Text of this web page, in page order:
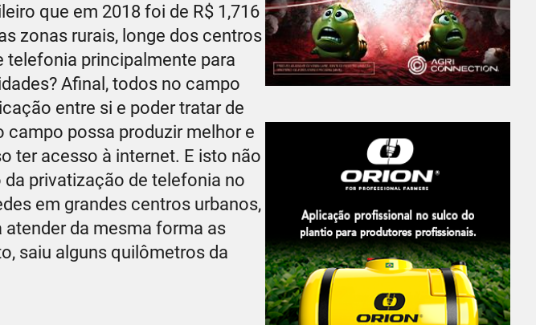
que em 2018 foi de R$ 1,716
zonas rurais, longe dos centros
telefonia principalmente para
Afinal, todos no campo
entre si e poder tratar de
campo possa produzir melhor e
ter acesso à internet. E isto não
privatização de telefonia no
em grandes centros urbanos,
da mesma forma as
saiu alguns quilômetros da